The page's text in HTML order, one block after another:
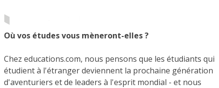
Où vos études vous mèneront-elles ?
Chez educations.com, nous pensons que les étudiants qui
étudient à l'étranger deviennent la prochaine génération
d'aventuriers et de leaders à l'esprit mondial - et nous